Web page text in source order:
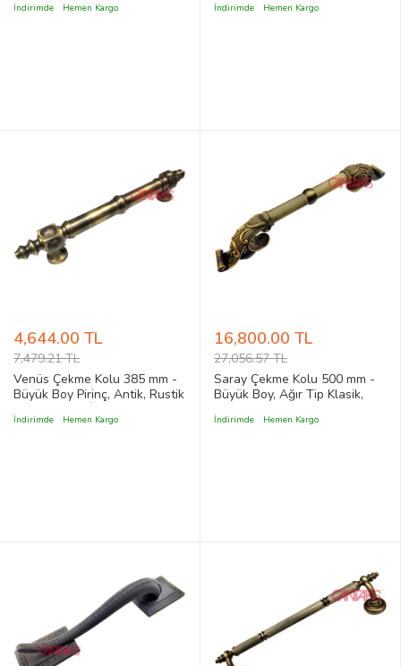
Barok Kapı Çekme Kolu
İndirimde Hemen Kargo
Çekme Kol
İndirimde Hemen Kargo
4,644.00 TL
7,479.21 TL
Venüs Çekme Kolu 385 mm -
Büyük Boy Pirinç, Antik, Rustik
Çekme Kol
İndirimde Hemen Kargo
16,800.00 TL
27,056.57 TL
Saray Çekme Kolu 500 mm -
Büyük Boy, Ağır Tip Klasik,
Kapı Çekme Kol
İndirimde Hemen Kargo